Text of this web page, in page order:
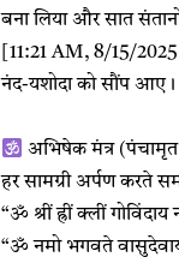
बना लिया और सात
[11:21 AM, 8/15/
नंद-यशोदा को सौंप आए।
अभिषेक मंत्र
हर सामग्री अर्पण करते
“ॐ श्रीं ह्रीं क्लीं गोविंदाय
“ॐ नमो भगवते